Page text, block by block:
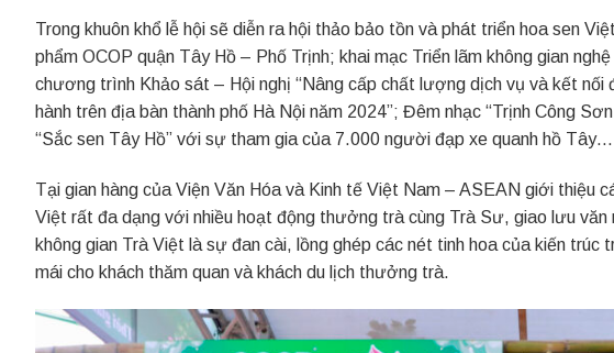
Trong khuôn khổ lễ hội sẽ diễn ra hội thảo bảo tồn và phát triển hoa sen
phẩm OCOP quận Tây Hồ – Phố Trịnh; khai mạc Triển lãm không gian
chương trình Khảo sát – Hội nghị “Nâng cấp chất lượng dịch vụ và kết nối
hành trên địa bàn thành phố Hà Nội năm 2024”; Đêm nhạc “Trịnh Công
“Sắc sen Tây Hồ” với sự tham gia của 7.000 người đạp xe quanh hồ Tây…
Tại gian hàng của Viện Văn Hóa và Kinh tế Việt Nam – ASEAN giới thiệu
Việt rất đa dạng với nhiều hoạt động thưởng trà cùng Trà Sư, giao lưu
không gian Trà Việt là sự đan cài, lồng ghép các nét tinh hoa của kiến
mái cho khách thăm quan và khách du lịch thưởng trà.